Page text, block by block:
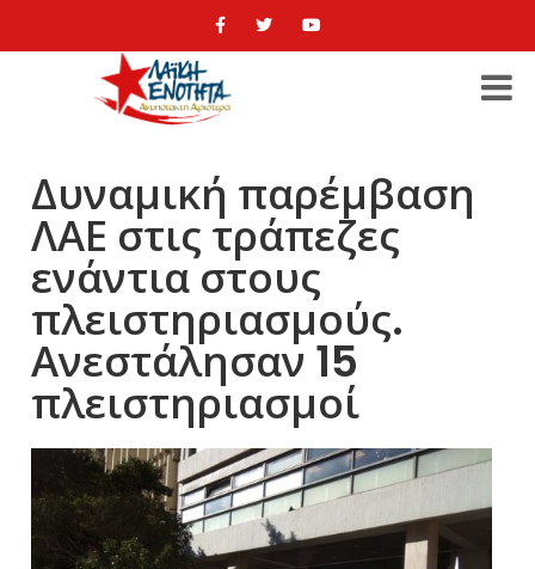
Δυναμική παρέμβαση
ΛΑΕ στις τράπεζες
ενάντια στους
πλειστηριασμούς.
Ανεστάλησαν 15
πλειστηριασμοί